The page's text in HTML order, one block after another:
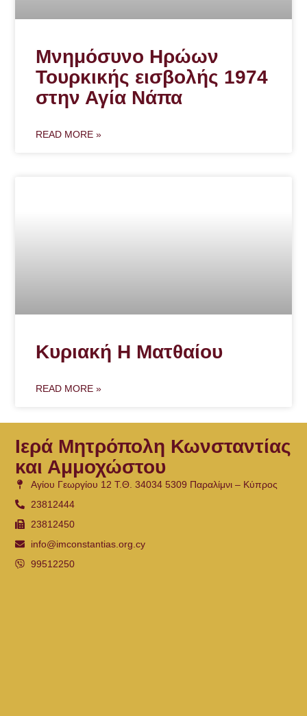
Μνημόσυνο Ηρώων
Τουρκικής εισβολής 1974
στην Αγία Νάπα
READ MORE »
Κυριακή Η Ματθαίου
READ MORE »
Ιερά Μητρόπολη Κωνσταντίας
και Αμμοχώστου
Αγίου Γεωργίου 12 Τ.Θ. 34034 5309 Παραλίμνι – Κύπρος
23812444
23812450
info@imconstantias.org.cy
99512250